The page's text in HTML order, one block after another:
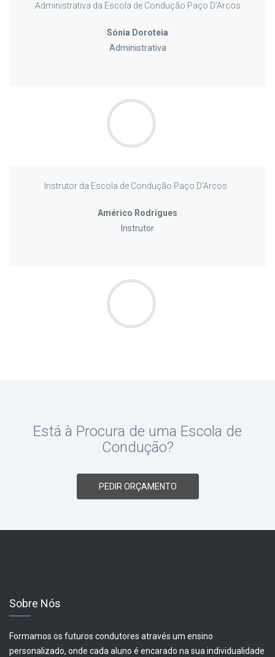
Administrativa da Escola de Condução Paço D’Arcos
Sónia Doroteia
Administrativa
Instrutor da Escola de Condução Paço D’Arcos
Américo Rodrigues
Instrutor
Está à Procura de uma Escola de
Condução?
PEDIR ORÇAMENTO
Sobre Nós
Formamos os futuros condutores através um ensino
personalizado, onde cada aluno é encarado na sua individualidade